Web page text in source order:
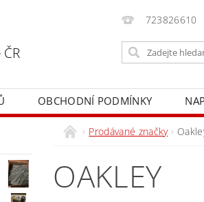
723826610
OBCHODNÍ PODMÍNKY
Prodávané značky
OAKLEY